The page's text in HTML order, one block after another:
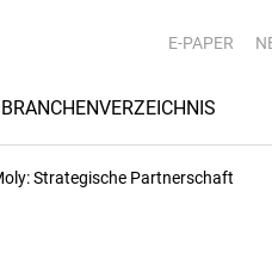
E-PAPER
BRANCHENVERZEICHNIS
Strategische Partnerschaft